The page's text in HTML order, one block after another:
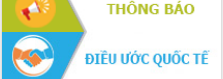
Họp báo thông tin về Hội nghị Công bố
Quy hoạch và Xúc tiến đầu tư tỉnh Đắk
Khơi thông điểm nghẽn, đẩy nhanh
giải ngân vốn khắc phục thiên tai
HĐND tỉnh thông qua điều chỉnh Quy
hoạch tỉnh thời kỳ 2021-2030